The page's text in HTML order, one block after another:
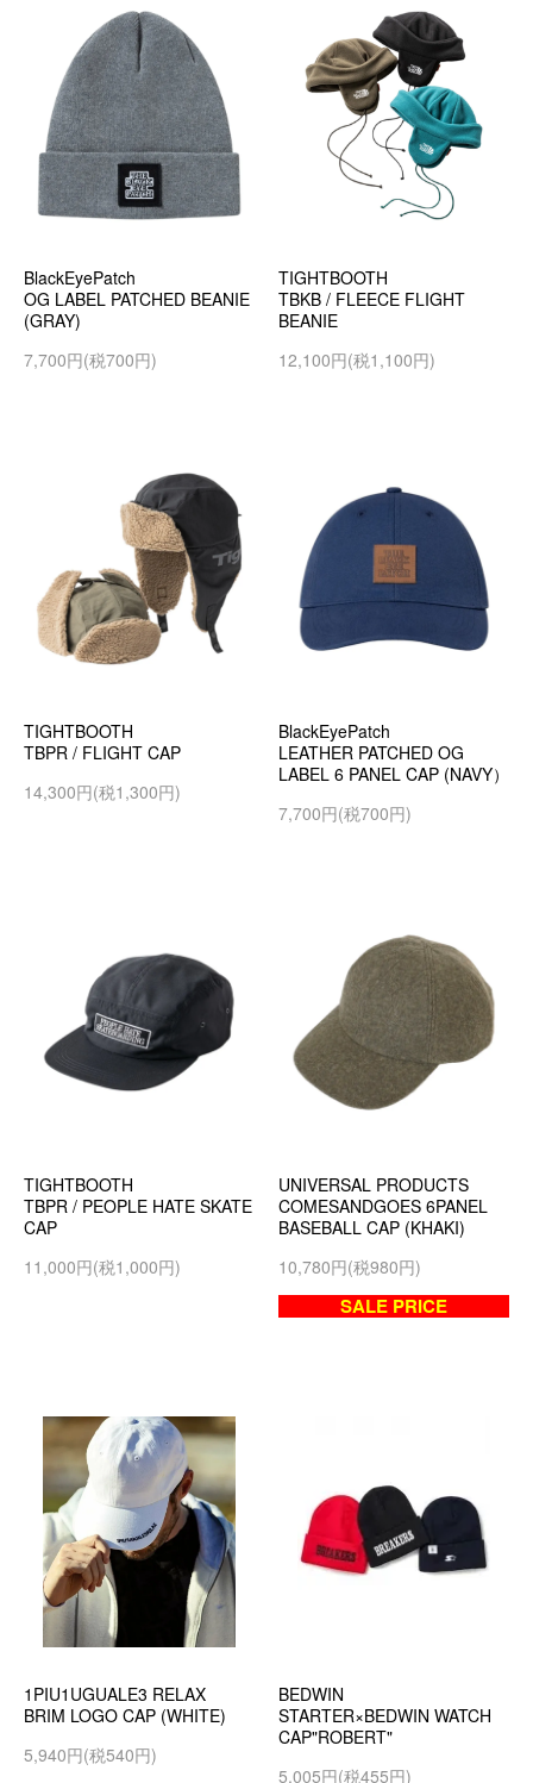
BlackEyePatch
OG LABEL PATCHED BEANIE
(GRAY)
7,700円(税700円)
TIGHTBOOTH
TBKB / FLEECE FLIGHT
BEANIE
12,100円(税1,100円)
TIGHTBOOTH
TBPR / FLIGHT CAP
14,300円(税1,300円)
BlackEyePatch
LEATHER PATCHED OG
LABEL 6 PANEL CAP (NAVY）
7,700円(税700円)
TIGHTBOOTH
TBPR / PEOPLE HATE SKATE
CAP
11,000円(税1,000円)
UNIVERSAL PRODUCTS
COMESANDGOES 6PANEL
BASEBALL CAP (KHAKI)
10,780円(税980円)
SALE PRICE
1PIU1UGUALE3 RELAX
BRIM LOGO CAP (WHITE)
5,940円(税540円)
BEDWIN
STARTER×BEDWIN WATCH
CAP"ROBERT"
5,005円(税455円)